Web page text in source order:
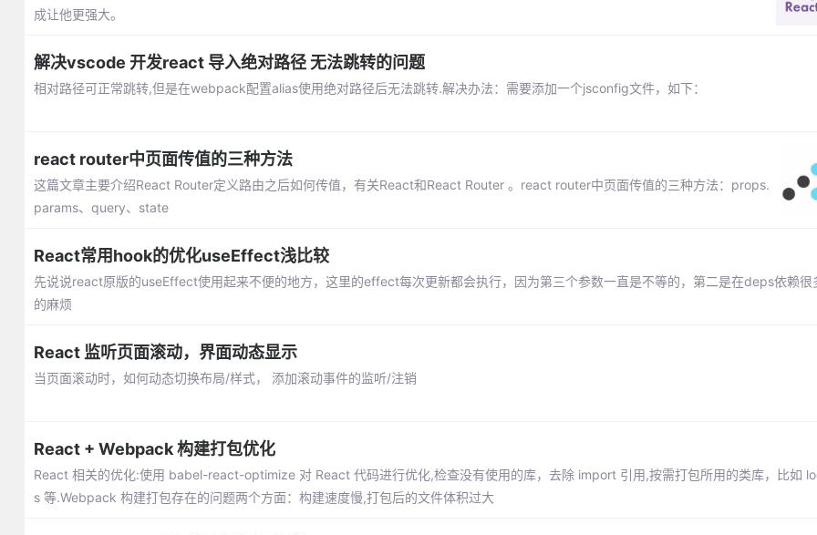
成让他更强大。
解决vscode 开发react 导入绝对路径 无法跳转的问题
相对路径可正常跳转,但是在webpack配置alias使用绝对路径后无法跳转.解决办法：需要添加一个jsconfig文件，如下：
react router中页面传值的三种方法
这篇文章主要介绍React Router定义路由之后如何传值，有关React和React Router 。react router中页面传值的三种方法：props.
params、query、state
React常用hook的优化useEffect浅比较
先说说react原版的useEffect使用起来不便的地方，这里的effect每次更新都会执行，因为第三个参数一直是不等的，第二是在deps依赖很
的麻烦
React 监听页面滚动，界面动态显示
当页面滚动时，如何动态切换布局/样式， 添加滚动事件的监听/注销
React + Webpack 构建打包优化
React 相关的优化:使用 babel-react-optimize 对 React 代码进行优化,检查没有使用的库，去除 import 引用,按需打包所用的类库，比如
s 等.Webpack 构建打包存在的问题两个方面：构建速度慢,打包后的文件体积过大